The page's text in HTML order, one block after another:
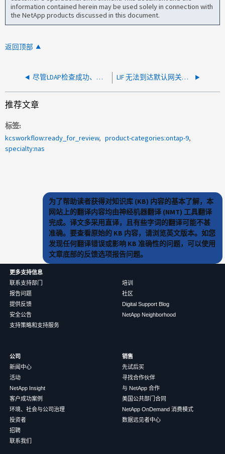
information contained herein may be used solely in connection with
the NetApp products discussed in this document.
返回顶部
尽管LDAP检查成功、但LDAP用户身份验证仍失败 LIF 无法到达默认网关外部
推荐文章
标签
kcsworkflow:ready_for_review
product-categories:ontap-9
specialty:nas
为了帮助读者获得对知识库 (KB) 内容的基本了解，本
网站上的翻译内容均由神经机器翻译 (NMT) 工具翻译
完成。译文多采用直译，且有些字词的翻译可能不甚
准确。要查看原始的 KB 内容，请浏览英文版本。如您
发现任何翻译错误或影响 KB 准确性的问题，可以使用
文章底部的反馈选项报告问题。
更多支持信息
联系支持部门
报告问题
提供反馈
安全公告
支持策略和支持服务
培训
社区
Digital Support Blog
NetApp Neighborhood
公司
新闻中心
活动
NetApp Insight
客户成功案例
环境、社会与公司治理
投资者
招聘
联系我们
销售
先试后买
寻找合作伙伴
与 NetApp 合作
美国公共部门合同
NetApp OnDemand 消费模式
数据远见者中心